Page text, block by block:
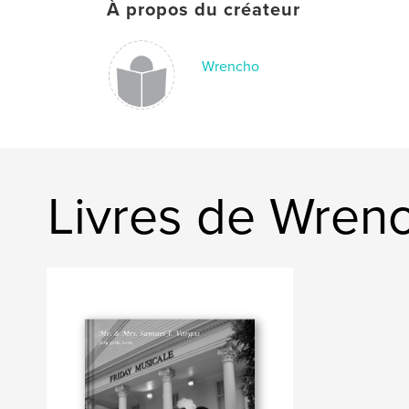
À propos du créateur
Wrencho
Livres de